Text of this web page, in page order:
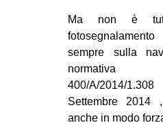
Ma non è
sempre sulla
400/A/2014/
Settembre 2014
anche in modo